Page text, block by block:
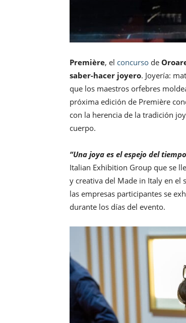
Première, el concurso de
saber-hacer joyero. Joyería:
que los maestros orfebres
próxima edición de Première
con la herencia de la tradición
cuerpo.
“Una joya es el espejo del
Italian Exhibition Group que se
y creativa del Made in Italy en el
las empresas participantes se
durante los días del evento.